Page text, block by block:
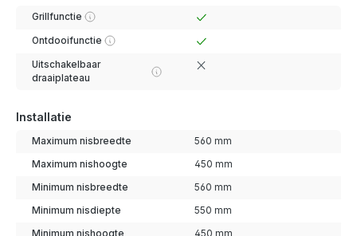
Grillfunctie
Ontdooifunctie
Uitschakelbaar
draaiplateau
Installatie
Maximum nisbreedte 560 mm
Maximum nishoogte 450 mm
Minimum nisbreedte 560 mm
Minimum nisdiepte 550 mm
Minimum nishoogte 450 mm